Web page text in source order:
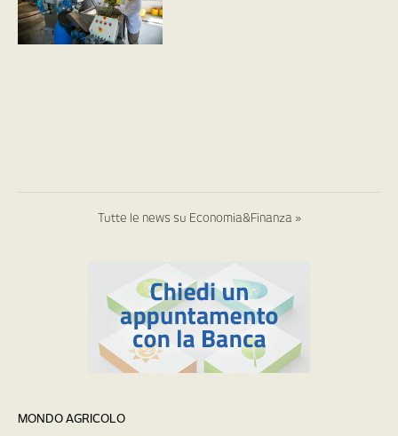
Tutte le news su Economia&Finanza »
MONDO AGRICOLO